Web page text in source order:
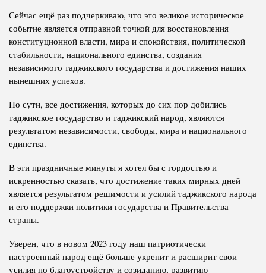
Сейчас ещё раз подчеркиваю, что это великое историческое
событие является отправной точкой для восстановления
конституционной власти, мира и спокойствия, политической
стабильности, национального единства, создания
независимого таджикского государства и достижения наших
нынешних успехов.
По сути, все достижения, которых до сих пор добились
таджикское государство и таджикский народ, являются
результатом независимости, свободы, мира и национального
единства.
В эти праздничные минуты я хотел бы с гордостью и
искренностью сказать, что достижение таких мирных дней
является результатом решимости и усилий таджикского народа
и его поддержки политики государства и Правительства
страны.
Уверен, что в новом 2023 году наш патриотически
настроенный народ ещё больше укрепит и расширит свои
усилия по благоустройству и созиданию, развитию